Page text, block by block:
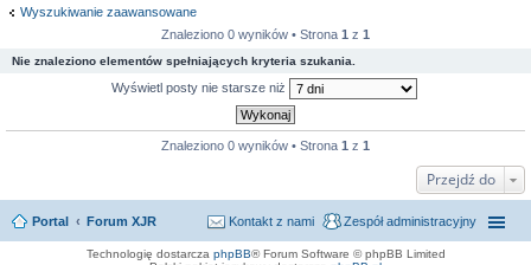
Wyszukiwanie zaawansowane
Znaleziono 0 wyników • Strona 1 z 1
Nie znaleziono elementów spełniających kryteria szukania.
Wyświetl posty nie starsze niż
Znaleziono 0 wyników • Strona 1 z 1
Przejdź do
Portal Forum XJR Zespół administracyjny
Kontakt z nami
Technologię dostarcza phpBB® Forum Software © phpBB Limited